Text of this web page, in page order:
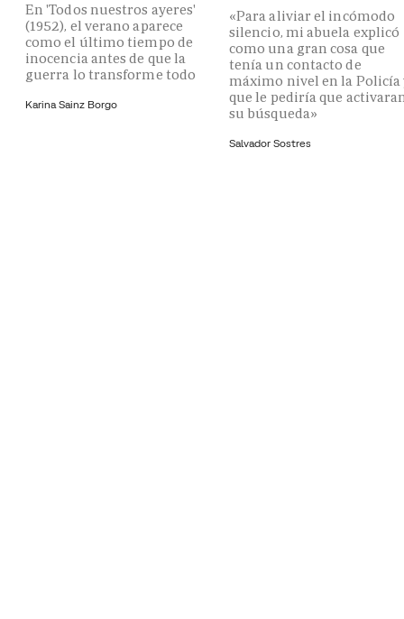
En 'Todos nuestros ayeres'
(1952), el verano aparece
como el último tiempo de
inocencia antes de que la
guerra lo transforme todo
Karina Sainz Borgo
«Para aliviar el incómodo
silencio, mi abuela explicó
como una gran cosa que
tenía un contacto de
máximo nivel en la Policía
que le pediría que
su búsqueda»
Salvador Sostres